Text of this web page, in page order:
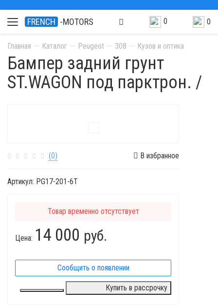
FRENCH -MOTORS 0 0
Главная Каталог Peugeot 308 Кузов и оптика
Бампер задний грунт
ST.WAGON под парктрон. /
(0) В избранное
Артикул: PG17-201-6T
Товар временно отсутствует
Цена: 14 000 руб.
Сообщить о появлении
Купить в рассрочку